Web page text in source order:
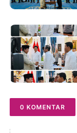
0 KOMENTAR